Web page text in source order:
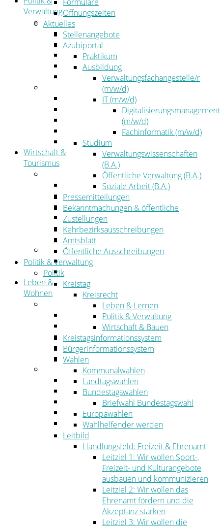
Verwaltung
Politik
Kreistag
Kreistagsinformationssystem
Bürgerinformationssystem
Wahlen
Der Landrat
Kommunalaufsicht
Zahlen, Daten, Fakten
Wirtschaft &
Tourismus
Wirtschaftsförderung
Gewerbeflächen und Unternehmen
Arbeitgeberservice
Mobilfunk & Breitband
Straßen- und Radwegebau
Landwirtschaft
Tourismus
Freizeit und Urlaub im Landkreis
Veranstaltungen
Leben &
Wohnen
Migration
Schulen, Bildung, Sport und Kultur
Soziales
Gesundheit
Jugend, Familie und Senioren
Bauen und Planen
Abfall
Umwelt
Ordnung
Öffnungszeiten
Aktuelles
Stellenangebote
Azubiportal
Praktikum
Ausbildung
Verwaltungsfachangestelle/r
(m/w/d)
IT (m/w/d)
Digitalisierungsmanagement
(m/w/d)
Fachinformatik (m/w/d)
Studium
Verwaltungswissenschaften
(B.A.)
Öffentliche Verwaltung (B.A.)
Soziale Arbeit (B.A.)
Pressemitteilungen
Bekanntmachungen & öffentliche
Zustellungen
Kehrbezirksausschreibungen
Amtsblatt
Öffentliche Ausschreibungen
Politik & Verwaltung
Politik
Kreistag
Kreisrecht
Leben & Lernen
Politik & Verwaltung
Wirtschaft & Bauen
Kreistagsinformationssystem
Bürgerinformationssystem
Wahlen
Kommunalwahlen
Landtagswahlen
Bundestagswahlen
Briefwahl Bundestagswahl
Europawahlen
Wahlhelfender werden
Leitbild
Handlungsfeld: Freizeit & Ehrenamt
Leitziel 1: Wir wollen Sport-,
Freizeit- und Kulturangebote
ausbauen und kommunizieren
Leitziel 2: Wir wollen das
Ehrenamt fördern und die
Akzeptanz stärken
Leitziel 3: Wir wollen die